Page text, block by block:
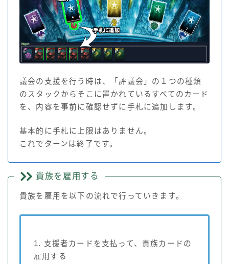
議会の支援を行う時は、「評議会」の１つの種類
のスタックからそこに置かれているすべてのカード
を、内容を事前に確認せずに手札に追加します。
基本的に手札に上限はありません。
これでターンは終了です。
貴族を雇用する
貴族を雇用を以下の流れで行っていきます。
1. 支援者カードを支払って、貴族カードの
雇用する